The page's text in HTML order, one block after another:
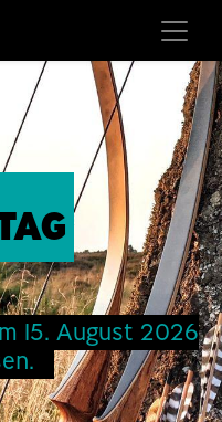
15. August 2026